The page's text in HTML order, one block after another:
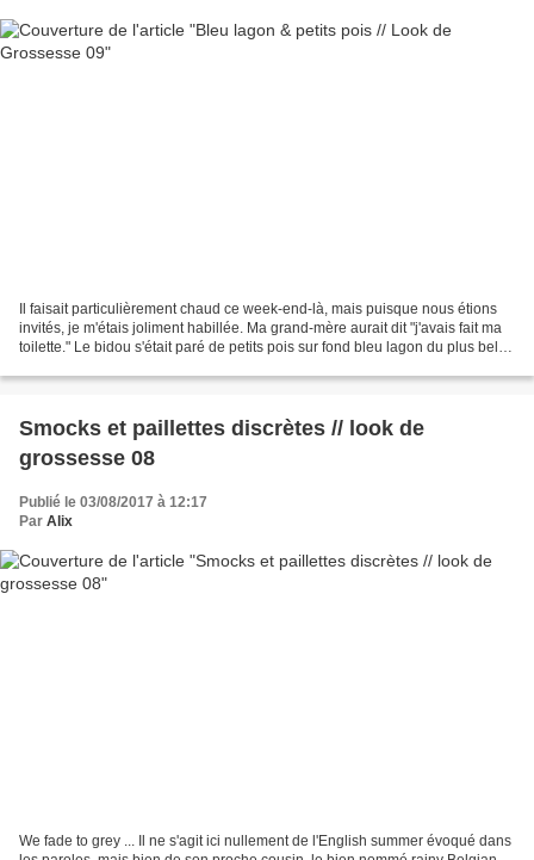
Il faisait particulièrement chaud ce week-end-là, mais puisque nous étions
invités, je m'étais joliment habillée. Ma grand-mère aurait dit "j'avais fait ma
toilette." Le bidou s'était paré de petits pois sur fond bleu lagon du plus bel
Smocks et paillettes discrètes // look de
grossesse 08
Publié le 03/08/2017 à 12:17
Par Alix
We fade to grey ... Il ne s'agit ici nullement de l'English summer évoqué dans